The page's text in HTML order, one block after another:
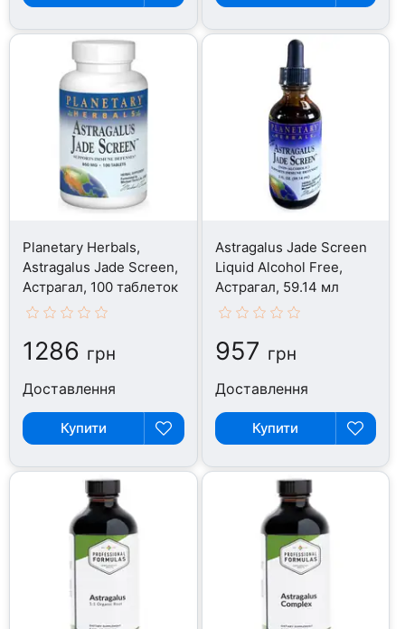
Planetary Herbals,
Astragalus Jade Screen,
Астрагал, 100 таблеток
1286 грн
Доставлення
Купити
Astragalus Jade Screen
Liquid Alcohol Free,
Астрагал, 59.14 мл
957 грн
Доставлення
Купити